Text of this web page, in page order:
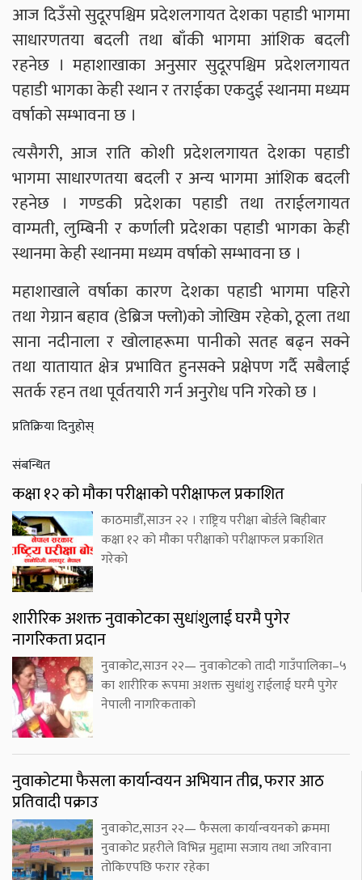
आज दिउँसो सुदूरपश्चिम प्रदेशलगायत देशका पहाडी भागमा
साधारणतया बदली तथा बाँकी भागमा आंशिक बदली
रहनेछ । महाशाखाका अनुसार सुदूरपश्चिम प्रदेशलगायत
पहाडी भागका केही स्थान र तराईका एकदुई स्थानमा मध्यम
वर्षाको सम्भावना छ ।
त्यसैगरी, आज राति कोशी प्रदेशलगायत देशका पहाडी
भागमा साधारणतया बदली र अन्य भागमा आंशिक बदली
रहनेछ । गण्डकी प्रदेशका पहाडी तथा तराईलगायत
वाग्मती, लुम्बिनी र कर्णाली प्रदेशका पहाडी भागका केही
स्थानमा केही स्थानमा मध्यम वर्षाको सम्भावना छ ।
महाशाखाले वर्षाका कारण देशका पहाडी भागमा पहिरो
तथा गेग्रान बहाव (डेब्रिज फ्लो)को जोखिम रहेको, ठूला तथा
साना नदीनाला र खोलाहरूमा पानीको सतह बढ्न सक्ने
तथा यातायात क्षेत्र प्रभावित हुनसक्ने प्रक्षेपण गर्दै सबैलाई
सतर्क रहन तथा पूर्वतयारी गर्न अनुरोध पनि गरेको छ ।
प्रतिक्रिया दिनुहोस्
संबन्धित
कक्षा १२ को मौका परीक्षाको परीक्षाफल प्रकाशित
काठमाडौँ,साउन २२ । राष्ट्रिय परीक्षा बोर्डले बिहीबार
कक्षा १२ को मौका परीक्षाको परीक्षाफल प्रकाशित
गरेको
शारीरिक अशक्त नुवाकोटका सुधांशुलाई घरमै पुगेर
नागरिकता प्रदान
नुवाकोट,साउन २२— नुवाकोटको तादी गाउँपालिका–५
का शारीरिक रूपमा अशक्त सुधांशु राईलाई घरमै पुगेर
नेपाली नागरिकताको
नुवाकोटमा फैसला कार्यान्वयन अभियान तीव्र, फरार आठ
प्रतिवादी पक्राउ
नुवाकोट,साउन २२— फैसला कार्यान्वयनको क्रममा
नुवाकोट प्रहरीले विभिन्न मुद्दामा सजाय तथा जरिवाना
तोकिएपछि फरार रहेका